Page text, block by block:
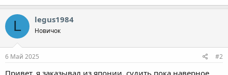
L legus1984
Новичок
6 Май 2025 #2
Привет. я заказывал из японии, судить пока наверное